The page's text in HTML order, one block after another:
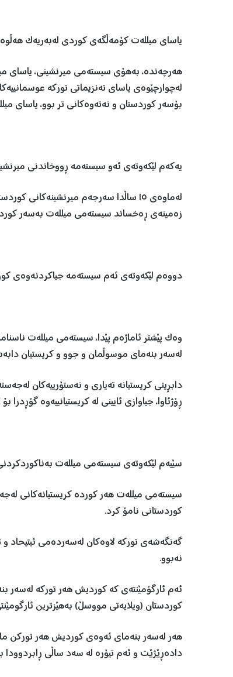
یاسای میللەت کۆمەڵگەی کوردی لەبەریەک
لەچوارچێوەی یاسای تەنزیماتی تورکە
بۆسەر کوردستان و نەتەوەکانی تر بوو، یاسای
یەکەم لێکەوتەی ئەو سیستەمە ڕووخاندنی
لەماوەی ١٥ ساڵدا سەرجەم
زەمینەی ڕەخساند سیستەمی میللەت بەسەر
دووەم لێکەوتەی ئەم سیستەمە جیاکردنەوەی
وەک پێشتر ئاماژەم پێدا، سیستەمی میللەت
لەسەر بنەمای موسوڵمان و جوو و کریستیان
دابڕینی کریستیانە تەیاری و نەستۆرییەکان
ڕۆژئاوا، جیاوازی ئایینی لە کریستیانییەوە
سێیەم لێکەوتەی سیستەمی میللەت
سیستەمی میللەت هەر کوردە کریستیانەکانی
کوردستانی نامۆ کرد.
گەنگەشەی تورکە لاوەکان لەسەردەمی ئیتیحاد و
نەبوو.
ئەم ئارگۆمێنتەی کە کوردیش هەر تورکە لەسەر
کوردستان (ویلایەتی مووسڵ) بەهێزترین
هەر لەسەر بنەمای ئەوەی کوردیش هەر تورکن
دادەڕێژێت و ئەم تیۆرە لە سەد ساڵی ڕابردوودا